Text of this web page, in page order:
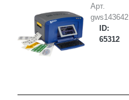
Арт.
gws143642
ID:
65312